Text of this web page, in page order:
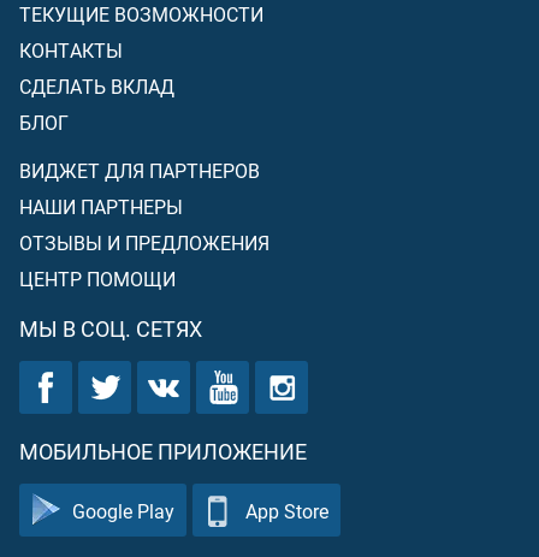
ТЕКУЩИЕ ВОЗМОЖНОСТИ
КОНТАКТЫ
СДЕЛАТЬ ВКЛАД
БЛОГ
ВИДЖЕТ ДЛЯ ПАРТНЕРОВ
НАШИ ПАРТНЕРЫ
ОТЗЫВЫ И ПРЕДЛОЖЕНИЯ
ЦЕНТР ПОМОЩИ
МЫ В СОЦ. СЕТЯХ
МОБИЛЬНОЕ ПРИЛОЖЕНИЕ
Google Play App Store